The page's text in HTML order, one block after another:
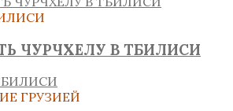
ЧУРЧХЕЛУ В ТБИЛИСИ
ГРУЗИЕЙ